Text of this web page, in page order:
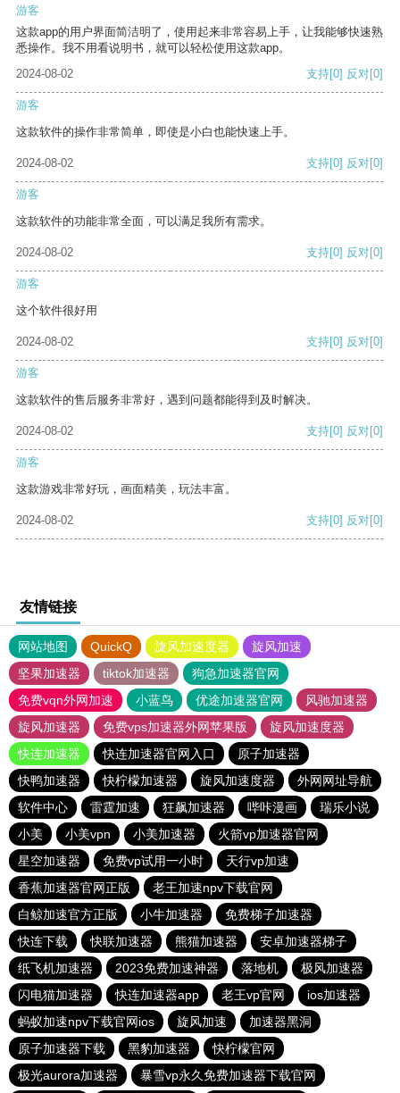
游客
这款app的用户界面简洁明了，使用起来非常容易上手，让我能够快速熟
悉操作。我不用看说明书，就可以轻松使用这款app。
2024-08-02
支持[0] 反对[0]
游客
这款软件的操作非常简单，即使是小白也能快速上手。
2024-08-02 支持[0] 反对[0]
游客
这款软件的功能非常全面，可以满足我所有需求。
2024-08-02 支持[0] 反对[0]
游客
这个软件很好用
2024-08-02 支持[0] 反对[0]
游客
这款软件的售后服务非常好，遇到问题都能得到及时解决。
2024-08-02 支持[0] 反对[0]
游客
这款游戏非常好玩，画面精美，玩法丰富。
2024-08-02 支持[0] 反对[0]
友情链接
网站地图 QuickQ 旋风加速度器
旋风加速
坚果加速器
tiktok加速器
狗急加速器官网
免费vqn外网加速
小蓝鸟 优途加速器官网
风驰加速器
旋风加速器
免费vps加速器外网苹果版
旋风加速度器
快连加速器
快连加速器官网入口
原子加速器
快鸭加速器
快柠檬加速器 旋风加速度器
外网网址导航
软件中心
雷霆加速 狂飙加速器 哔咔漫画
瑞乐小说
小美
小美vpn 小美加速器
火箭vp加速器官网
星空加速器
免费vp试用一小时
天行vp加速
香蕉加速器官网正版
老王加速npv下载官网
白鲸加速官方正版
小牛加速器
免费梯子加速器
快连下载
快联加速器 熊猫加速器
安卓加速器梯子
纸飞机加速器
2023免费加速神器 落地机
极风加速器
闪电猫加速器
快连加速器app 老王vp官网
ios加速器
蚂蚁加速npv下载官网ios
旋风加速
加速器黑洞
原子加速器下载
黑豹加速器
快柠檬官网
极光aurora加速器
暴雪vp永久免费加速器下载官网